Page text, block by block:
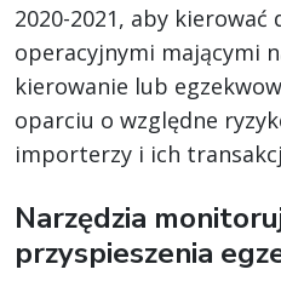
2020-2021, aby kierować
operacyjnymi mającymi
kierowanie lub
oparciu o względne
importerzy i ich
Narzędzia
przyspieszenia